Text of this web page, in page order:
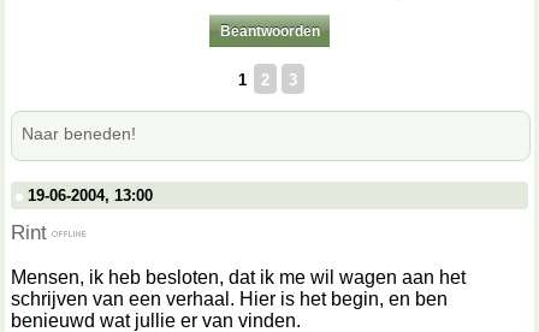
Beantwoorden
1 2 3
Naar beneden!
19-06-2004, 13:00
Rint
Mensen, ik heb besloten, dat ik me wil wagen aan het
schrijven van een verhaal. Hier is het begin, en ben
benieuwd wat jullie er van vinden.